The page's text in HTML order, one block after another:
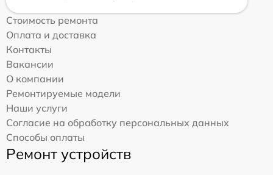
Стоимость ремонта
Оплата и доставка
Контакты
Вакансии
О компании
Ремонтируемые модели
Наши услуги
Согласие на обработку персональных данных
Способы оплаты
Ремонт устройств